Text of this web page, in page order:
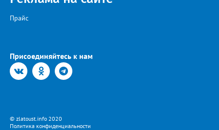
Прайс
Присоединяйтесь к нам
© zlatoust.info 2020
Политика конфиденциальности